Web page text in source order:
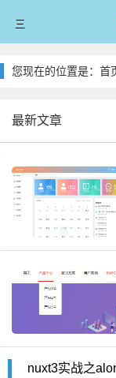
三
首页
爱生活
爱拼搏
留言板
关于我
您现在的位置是： 首
最新文章
nuxt3实战之